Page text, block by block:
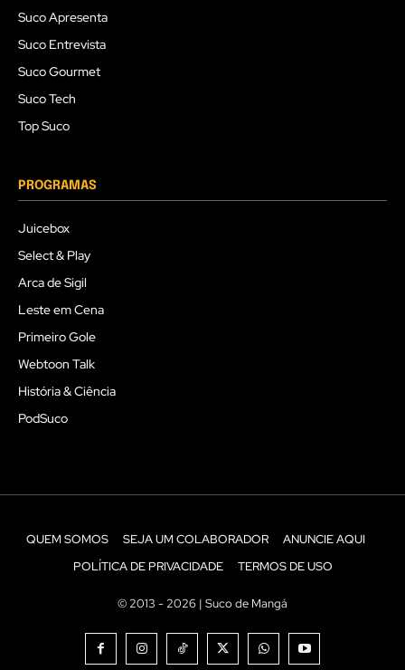
Suco Apresenta
Suco Entrevista
Suco Gourmet
Suco Tech
Top Suco
PROGRAMAS
Juicebox
Select & Play
Arca de Sigil
Leste em Cena
Primeiro Gole
Webtoon Talk
História & Ciência
PodSuco
QUEM SOMOS SEJA UM COLABORADOR
ANUNCIE AQUI
POLÍTICA DE PRIVACIDADE
TERMOS DE USO
© 2013 - 2026 | Suco de Mangá